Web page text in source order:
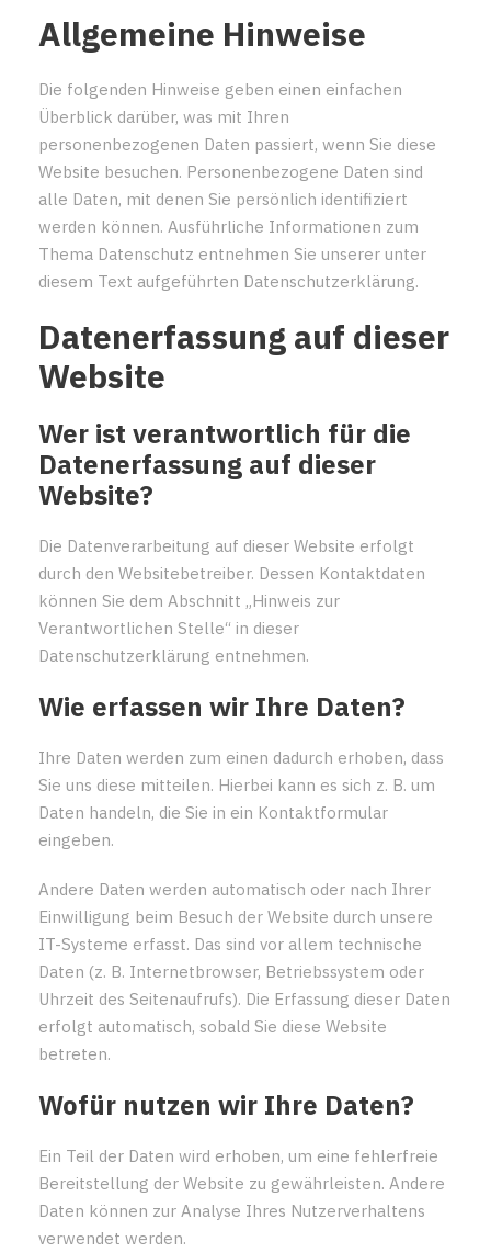
Allgemeine Hinweise
Die folgenden Hinweise geben einen einfachen
Überblick darüber, was mit Ihren
personenbezogenen Daten passiert, wenn Sie diese
Website besuchen. Personenbezogene Daten sind
alle Daten, mit denen Sie persönlich identifiziert
werden können. Ausführliche Informationen zum
Thema Datenschutz entnehmen Sie unserer unter
diesem Text aufgeführten Datenschutzerklärung.
Datenerfassung auf dieser
Website
Wer ist verantwortlich für die
Datenerfassung auf dieser
Website?
Die Datenverarbeitung auf dieser Website erfolgt
durch den Websitebetreiber. Dessen Kontaktdaten
können Sie dem Abschnitt „Hinweis zur
Verantwortlichen Stelle“ in dieser
Datenschutzerklärung entnehmen.
Wie erfassen wir Ihre Daten?
Ihre Daten werden zum einen dadurch erhoben, dass
Sie uns diese mitteilen. Hierbei kann es sich z. B. um
Daten handeln, die Sie in ein Kontaktformular
eingeben.
Andere Daten werden automatisch oder nach Ihrer
Einwilligung beim Besuch der Website durch unsere
IT-Systeme erfasst. Das sind vor allem technische
Daten (z. B. Internetbrowser, Betriebssystem oder
Uhrzeit des Seitenaufrufs). Die Erfassung dieser Daten
erfolgt automatisch, sobald Sie diese Website
betreten.
Wofür nutzen wir Ihre Daten?
Ein Teil der Daten wird erhoben, um eine fehlerfreie
Bereitstellung der Website zu gewährleisten. Andere
Daten können zur Analyse Ihres Nutzerverhaltens
verwendet werden.